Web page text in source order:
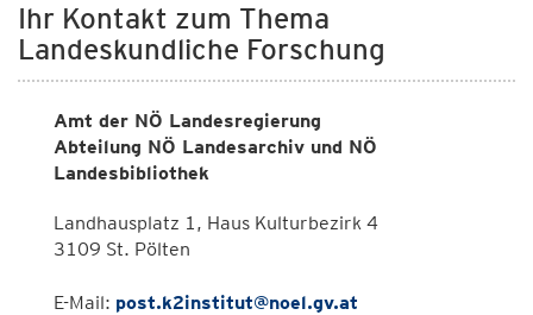
Ihr Kontakt zum Thema
Landeskundliche Forschung
Amt der NÖ Landesregierung
Abteilung NÖ Landesarchiv und NÖ
Landesbibliothek
Landhausplatz 1, Haus Kulturbezirk 4
3109 St. Pölten
E-Mail: post.k2institut@noel.gv.at